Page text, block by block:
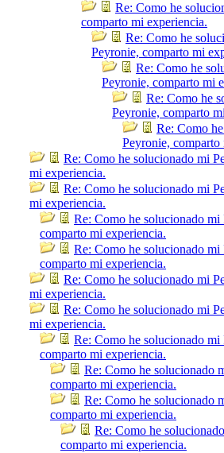
Re: Como he
comparto mi experiencia.
Re: Como he
Peyronie, comparto mi
Re: Como he
Peyronie, comparto mi
Re: Como he
Peyronie, comparto
Re: Como
Peyronie, comparto
Re: Como he solucionado mi
mi experiencia.
Re: Como he solucionado mi
mi experiencia.
Re: Como he solucionado mi
comparto mi experiencia.
Re: Como he solucionado mi
comparto mi experiencia.
Re: Como he solucionado mi
mi experiencia.
Re: Como he solucionado mi
mi experiencia.
Re: Como he solucionado mi
comparto mi experiencia.
Re: Como he solucionado
comparto mi experiencia.
Re: Como he solucionado
comparto mi experiencia.
Re: Como he
comparto mi experiencia.